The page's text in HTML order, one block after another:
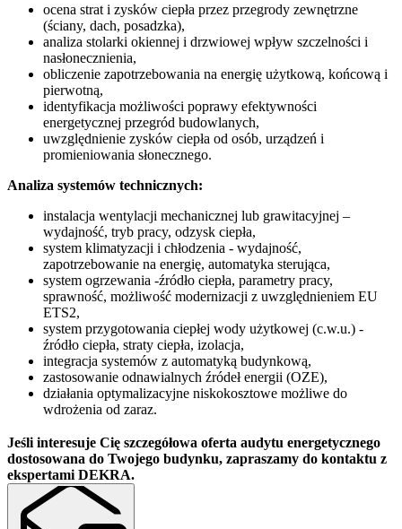
ocena strat i zysków ciepła przez przegrody zewnętrzne
(ściany, dach, posadzka),
analiza stolarki okiennej i drzwiowej wpływ szczelności i
nasłonecznienia,
obliczenie zapotrzebowania na energię użytkową, końcową i
pierwotną,
identyfikacja możliwości poprawy efektywności
energetycznej przegród budowlanych,
uwzględnienie zysków ciepła od osób, urządzeń i
promieniowania słonecznego.
Analiza systemów technicznych:
instalacja wentylacji mechanicznej lub grawitacyjnej –
wydajność, tryb pracy, odzysk ciepła,
system klimatyzacji i chłodzenia - wydajność,
zapotrzebowanie na energię, automatyka sterująca,
system ogrzewania -źródło ciepła, parametry pracy,
sprawność, możliwość modernizacji z uwzględnieniem EU
ETS2,
system przygotowania ciepłej wody użytkowej (c.w.u.) -
źródło ciepła, straty ciepła, izolacja,
integracja systemów z automatyką budynkową,
zastosowanie odnawialnych źródeł energii (OZE),
działania optymalizacyjne niskokosztowe możliwe do
wdrożenia od zaraz.
Jeśli interesuje Cię szczegółowa oferta audytu energetycznego
dostosowana do Twojego budynku, zapraszamy do kontaktu z
ekspertami DEKRA.